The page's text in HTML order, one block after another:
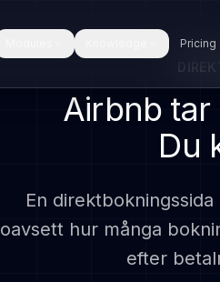
Pricing
Airbnb tar
Du
En
oavsett hur många
efter